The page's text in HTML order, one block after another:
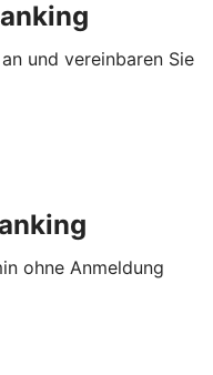
und vereinbaren Sie
ohne Anmeldung